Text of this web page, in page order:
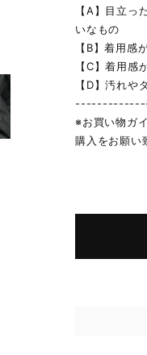
【A】目立っ
いなもの
【B】着用感
【C】着用感
【D】汚れや
※お買い物ガ
購入をお願い